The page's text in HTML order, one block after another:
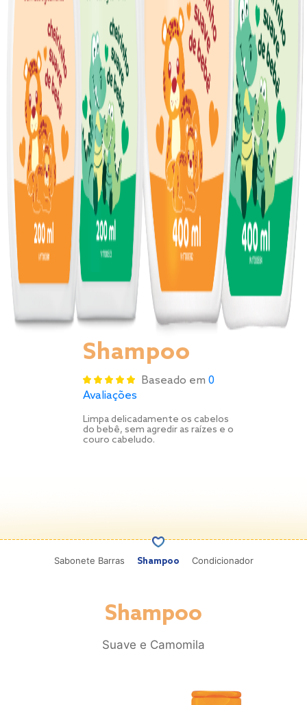
Shampoo
Baseado em0
Avaliações
Limpa delicadamente os cabelos
do bebê, sem agredir as raízes e o
couro cabeludo.
Sabonete Barras Shampoo Condicionador
Shampoo
Suave e Camomila